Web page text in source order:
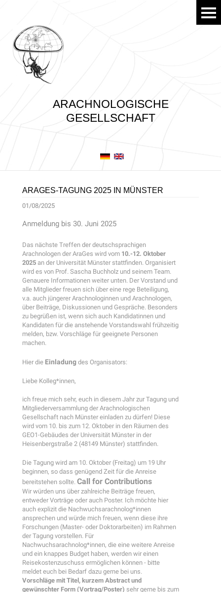
ARACHNOLOGISCHE
GESELLSCHAFT
ARAGES-TAGUNG 2025 IN MÜNSTER
01/08/2025
Anmeldung bis 30. Juni 2025
Das nächste Treffen der deutschsprachigen
Arachnologen der AraGes wird vom 10.-12. Oktober
2025 an der Universität Münster stattfinden. Organisiert
wird es von Prof. Sascha Buchholz und seinem Team.
Genauere Informationen weiter unten. Der Vorstand und
alle Mitglieder freuen sich über eine rege Beteiligung,
v.a. auch jüngerer Arachnologinnen und Arachnologen,
über Beiträge, Diskussionen und Gespräche. Besonders
zu begrüßen ist, wenn sich auch Kandidatinnen und
Kandidaten für die anstehende Vorstandswahl frühzeitig
melden, bzw. Vorschläge für geeignete Personen
machen.
Hier die Einladung des Organisators:
Liebe Kolleg*innen,
ich freue mich sehr, euch in diesem Jahr zur Tagung und
Mitgliederversammlung der Arachnologischen
Gesellschaft nach Münster einladen zu dürfen! Diese
wird vom 10. bis zum 12. Oktober in den Räumen des
GEO1-Gebäudes der Universität Münster in der
Heisenbergstraße 2 (48149 Münster) stattfinden.
Die Tagung wird am 10. Oktober (Freitag) um 19 Uhr
beginnen, so dass genügend Zeit für die Anreise
bereitstehen sollte. Call for Contributions
Wir würden uns über zahlreiche Beiträge freuen,
entweder Vorträge oder auch Poster. Ich möchte hier
auch explizit die Nachwuchsarachnolog*innen
ansprechen und würde mich freuen, wenn diese ihre
Forschungen (Master- oder Doktorarbeiten) im Rahmen
der Tagung vorstellen. Für
Nachwuchsarachnolog*innen, die eine weitere Anreise
und ein knappes Budget haben, werden wir einen
Reisekostenzuschuss ermöglichen können - bitte
meldet euch bei Bedarf dazu gerne bei uns.
Vorschläge mit Titel, kurzem Abstract und
gewünschter Form (Vortrag/Poster) sehr gerne bis zum